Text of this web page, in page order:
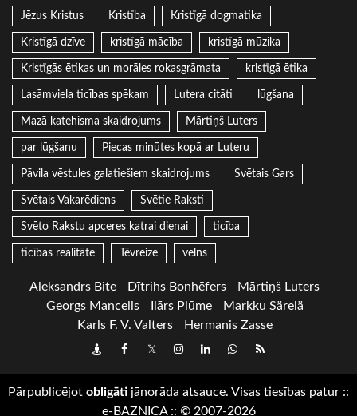
Jēzus Kristus Kristība Kristīgā dogmatika
Kristīgā dzīve kristīgā mācība kristīgā mūzika
Kristīgās ētikas un morāles rokasgrāmata kristīgā ētika
Lasāmviela ticības spēkam Lutera citāti lūgšana
Mazā katehisma skaidrojums Mārtiņš Luters
par lūgšanu Piecas minūtes kopā ar Luteru
Pāvila vēstules galatiešiem skaidrojums Svētais Gars
Svētais Vakarēdiens Svētie Raksti
Svēto Rakstu apceres katrai dienai ticība
ticības realitāte Tēvreize velns
Aleksandrs Bite Dītrihs Bonhēfers
Mārtiņš Luters
Georgs Mancelis
Ilārs Plūme
Markku Särelä
Karls F. V. Valters
Hermanis Zasse
DraugiemFacebook
TwitterInstagram
LinkedInwhatsapp
RSS
Pārpublicējot obligāti jānorāda atsauce. Visas tiesības patur ::
e-BAZNICA:: © 2007-2026